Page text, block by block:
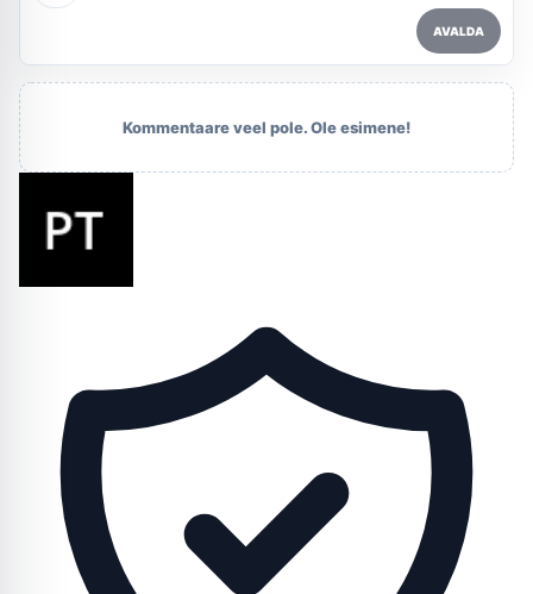
AVALDA
Kommentaare veel pole. Ole esimene!